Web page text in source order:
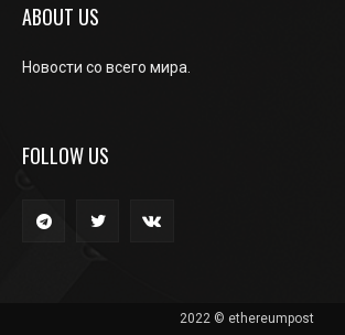
ABOUT US
Новости со всего мира.
FOLLOW US
2022 © ethereumpost